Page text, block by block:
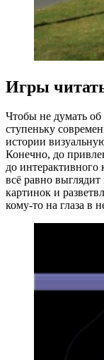
Игры
Чтобы не думать
ступеньку
истории
Конечно, до
до
всё равно выглядит
картинок и
кому‑то на глаза в